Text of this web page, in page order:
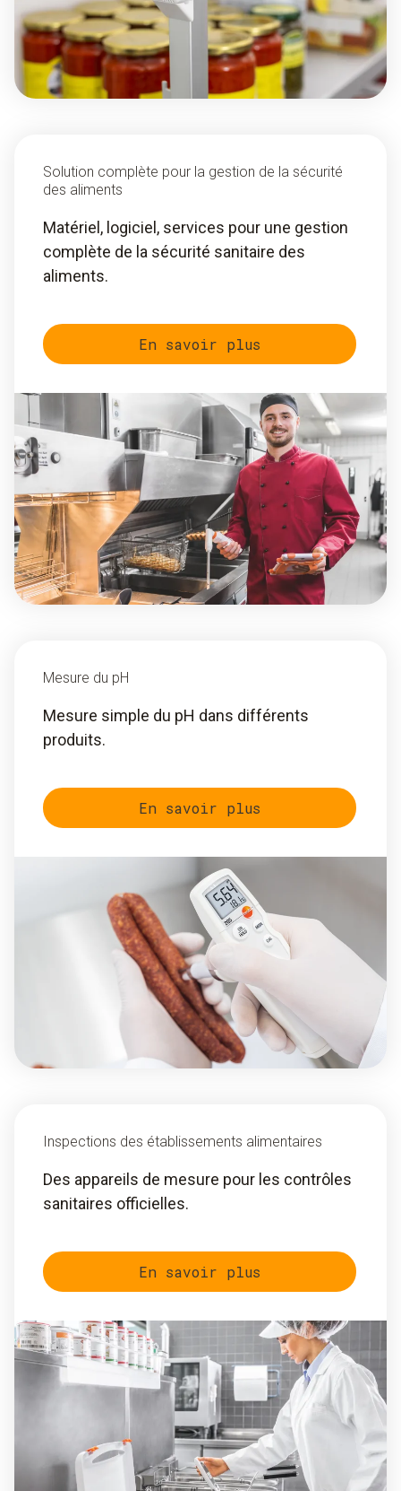
Solution complète pour la gestion de la sécurité
des aliments
Matériel, logiciel, services pour une gestion
complète de la sécurité sanitaire des
aliments.
En savoir plus
Mesure du pH
Mesure simple du pH dans différents
produits.
En savoir plus
Inspections des établissements alimentaires
Des appareils de mesure pour les contrôles
sanitaires officielles.
En savoir plus